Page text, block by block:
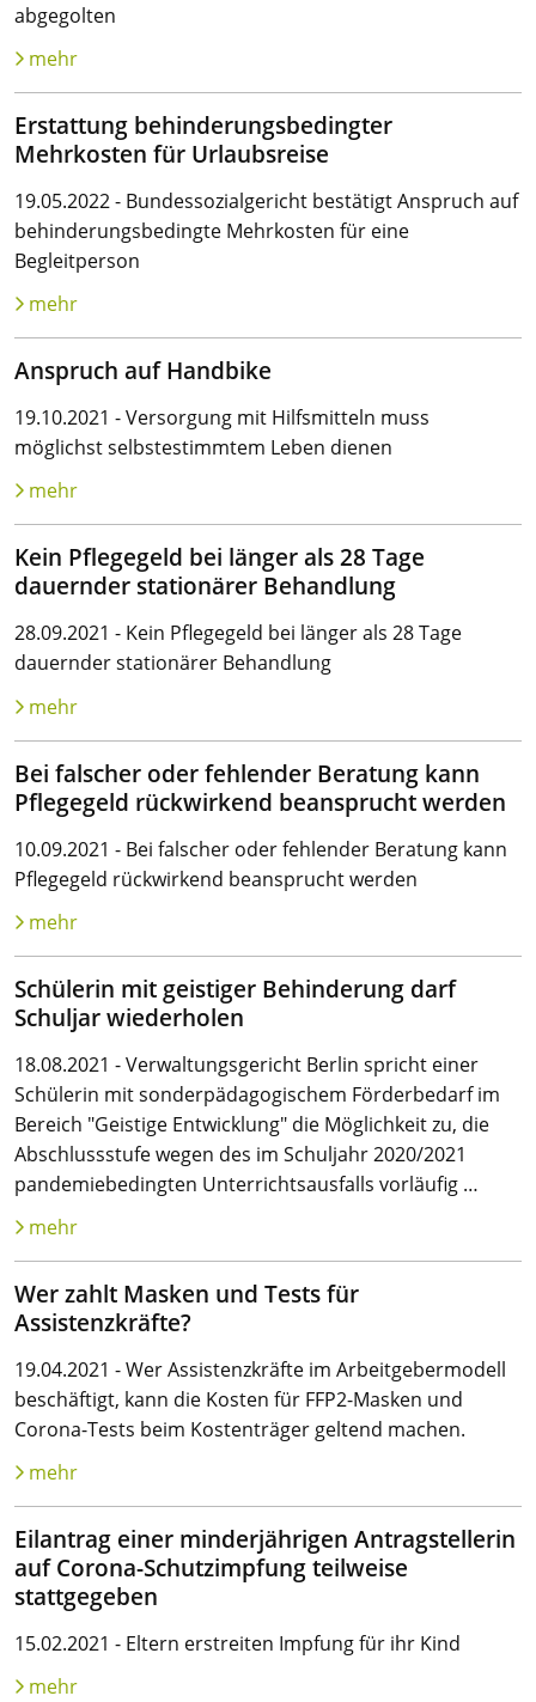
abgegolten
mehr
Erstattung behinderungsbedingter
Mehrkosten für Urlaubsreise
19.05.2022 - Bundessozialgericht bestätigt Anspruch auf
behinderungsbedingte Mehrkosten für eine
Begleitperson
mehr
Anspruch auf Handbike
19.10.2021 - Versorgung mit Hilfsmitteln muss
möglichst selbstestimmtem Leben dienen
mehr
Kein Pflegegeld bei länger als 28 Tage
dauernder stationärer Behandlung
28.09.2021 - Kein Pflegegeld bei länger als 28 Tage
dauernder stationärer Behandlung
mehr
Bei falscher oder fehlender Beratung kann
Pflegegeld rückwirkend beansprucht werden
10.09.2021 - Bei falscher oder fehlender Beratung kann
Pflegegeld rückwirkend beansprucht werden
mehr
Schülerin mit geistiger Behinderung darf
Schuljar wiederholen
18.08.2021 - Verwaltungsgericht Berlin spricht einer
Schülerin mit sonderpädagogischem Förderbedarf im
Bereich "Geistige Entwicklung" die Möglichkeit zu, die
Abschlussstufe wegen des im Schuljahr 2020/2021
pandemiebedingten Unterrichtsausfalls vorläufig …
mehr
Wer zahlt Masken und Tests für
Assistenzkräfte?
19.04.2021 - Wer Assistenzkräfte im Arbeitgebermodell
beschäftigt, kann die Kosten für FFP2-Masken und
Corona-Tests beim Kostenträger geltend machen.
mehr
Eilantrag einer minderjährigen Antragstellerin
auf Corona-Schutzimpfung teilweise
stattgegeben
15.02.2021 - Eltern erstreiten Impfung für ihr Kind
mehr